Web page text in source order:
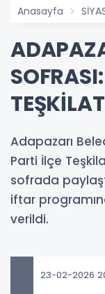
Anasayfa
Adapazarı
Parti İlçe
sofrada
iftar
verildi.
23-02-2026